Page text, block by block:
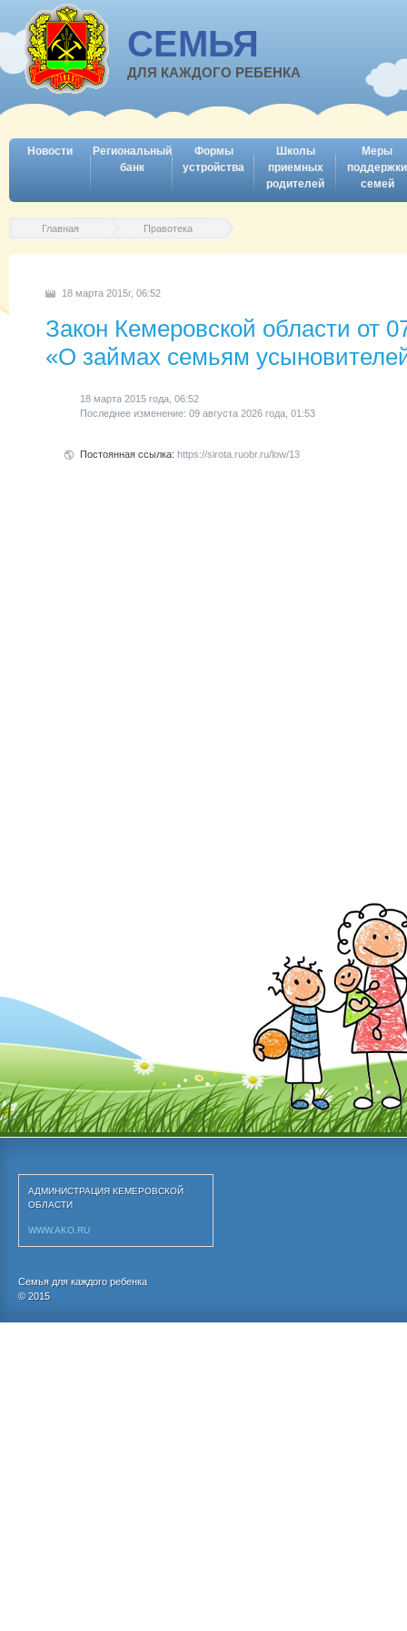
СЕМЬЯ
ДЛЯ КАЖДОГО РЕБЕНКА
Новости
Региональный
банк
Формы
устройства
Школы
приемных
родителей
Меры
поддержки
семей
Главная Правотека
18 марта 2015г, 06:52
Закон Кемеровской области от
«О займах семьям
18 марта 2015 года, 06:52
Последнее изменение: 09 августа 2026 года, 01:53
Постоянная ссылка: https://sirota.ruobr.ru/low/13
АДМИНИСТРАЦИЯ КЕМЕРОВСКОЙ
ОБЛАСТИ
WWW.AKO.RU
Семья для каждого ребенка
© 2015